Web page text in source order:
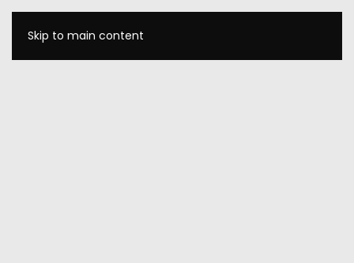
Skip to main content